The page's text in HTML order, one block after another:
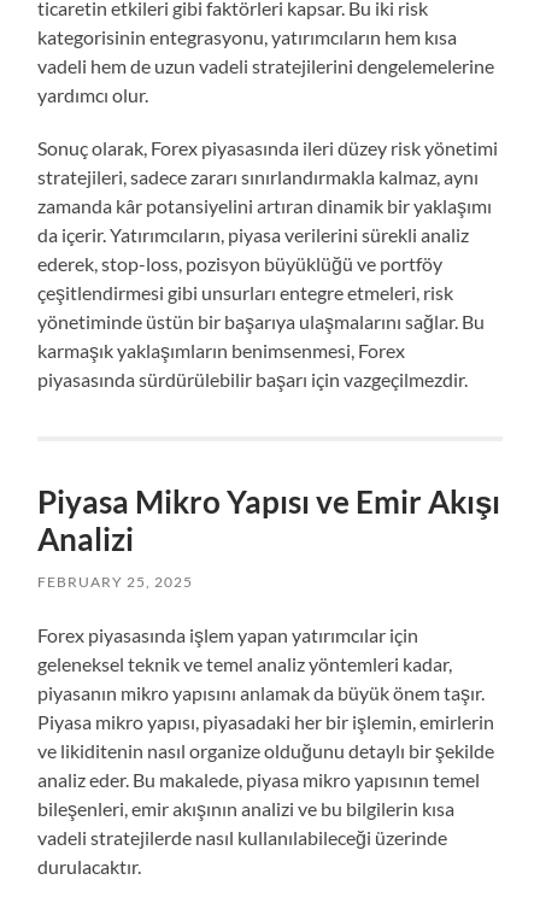
ticaretin etkileri gibi faktörleri kapsar. Bu iki risk
kategorisinin entegrasyonu, yatırımcıların hem kısa
vadeli hem de uzun vadeli stratejilerini dengelemelerine
yardımcı olur.
Sonuç olarak, Forex piyasasında ileri düzey risk yönetimi
stratejileri, sadece zararı sınırlandırmakla kalmaz, aynı
zamanda kâr potansiyelini artıran dinamik bir yaklaşımı
da içerir. Yatırımcıların, piyasa verilerini sürekli analiz
ederek, stop-loss, pozisyon büyüklüğü ve portföy
çeşitlendirmesi gibi unsurları entegre etmeleri, risk
yönetiminde üstün bir başarıya ulaşmalarını sağlar. Bu
karmaşık yaklaşımların benimsenmesi, Forex
piyasasında sürdürülebilir başarı için vazgeçilmezdir.
Piyasa Mikro Yapısı ve Emir Akışı
Analizi
FEBRUARY 25, 2025
Forex piyasasında işlem yapan yatırımcılar için
geleneksel teknik ve temel analiz yöntemleri kadar,
piyasanın mikro yapısını anlamak da büyük önem taşır.
Piyasa mikro yapısı, piyasadaki her bir işlemin, emirlerin
ve likiditenin nasıl organize olduğunu detaylı bir şekilde
analiz eder. Bu makalede, piyasa mikro yapısının temel
bileşenleri, emir akışının analizi ve bu bilgilerin kısa
vadeli stratejilerde nasıl kullanılabileceği üzerinde
durulacaktır.